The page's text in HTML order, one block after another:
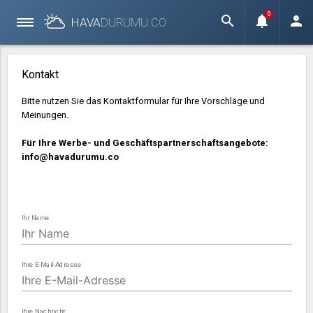
HAVADURUMU.CO search notifications
0 person
Kontakt
Bitte nutzen Sie das Kontaktformular für Ihre Vorschläge und
Meinungen.
Für Ihre Werbe- und Geschäftspartnerschaftsangebote:
info@havadurumu.co
Ihr Name
Ihre E-Mail-Adresse